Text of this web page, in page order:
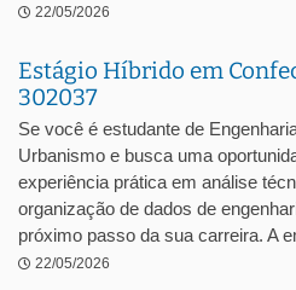
22/05/2026
Estágio Híbrido em
302037
Se você é estudante de
Urbanismo e busca uma
experiência prática em análise
organização de dados de
próximo passo da sua carreira. A
22/05/2026